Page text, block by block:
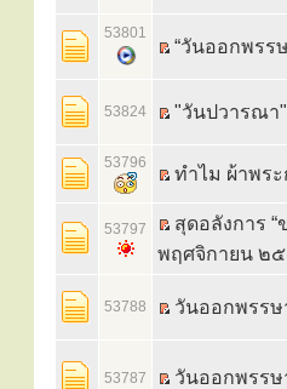
53801
“วันออกพรร
53824 "วันปวารณา"
53796
ทำไม ผ้าพร
53797
สุดอลังการ
พฤศจิกายน ๒
53788 วันออกพรรษ
53787 วันออกพรรษ